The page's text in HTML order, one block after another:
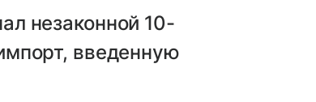
незаконной 10-
введенную